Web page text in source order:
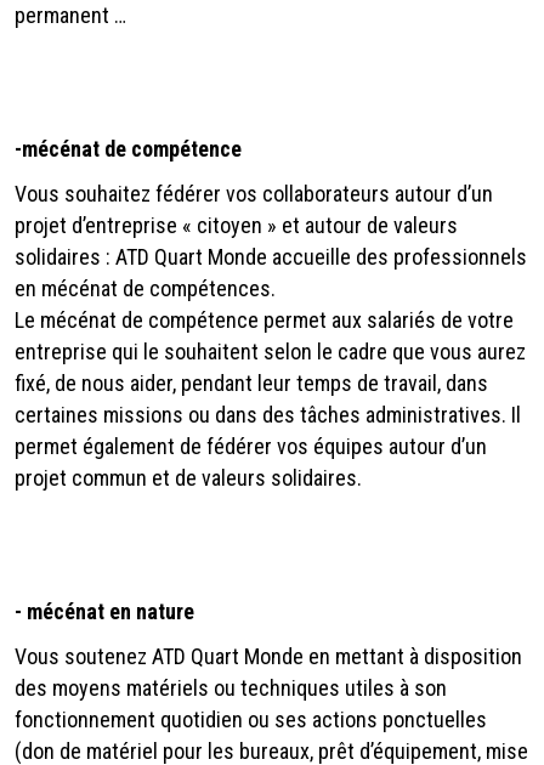
permanent …
-mécénat de compétence
Vous souhaitez fédérer vos collaborateurs autour d’un
projet d’entreprise « citoyen » et autour de valeurs
solidaires : ATD Quart Monde accueille des professionnels
en mécénat de compétences.
Le mécénat de compétence permet aux salariés de votre
entreprise qui le souhaitent selon le cadre que vous aurez
fixé, de nous aider, pendant leur temps de travail, dans
certaines missions ou dans des tâches administratives. Il
permet également de fédérer vos équipes autour d’un
projet commun et de valeurs solidaires.
- mécénat en nature
Vous soutenez ATD Quart Monde en mettant à disposition
des moyens matériels ou techniques utiles à son
fonctionnement quotidien ou ses actions ponctuelles
(don de matériel pour les bureaux, prêt d’équipement, mise